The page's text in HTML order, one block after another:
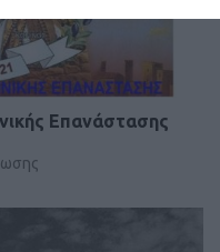
Επανάστασης